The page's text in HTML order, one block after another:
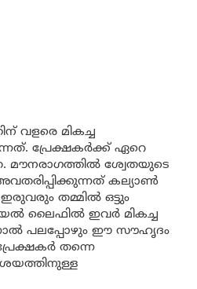
വളരെ മികച്ച
പ്രേക്ഷകർക്ക് ഏറെ
മൗനരാഗത്തിൽ ശ്വേതയുടെ
കല്യാൺ
തമ്മിൽ ഒട്ടും
ലൈഫിൽ ഇവർ മികച്ച
പലപ്പോഴും ഈ സൗഹൃദം
തന്നെ